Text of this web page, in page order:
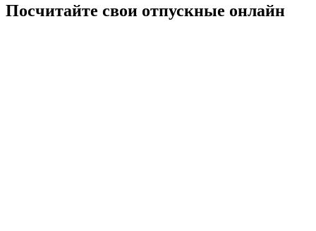
Посчитайте свои отпускные онлайн